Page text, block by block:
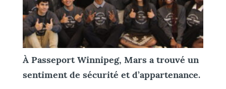
À Passeport Winnipeg, Mars a trouvé un
sentiment de sécurité et d’appartenance.